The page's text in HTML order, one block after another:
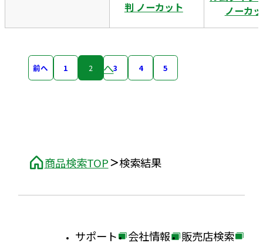
商品検索TOP 検索結果
判 ノーカット
ノーカ
前へ 1 2 3 4 5
次へ
サポート 会社情報 販売店検索